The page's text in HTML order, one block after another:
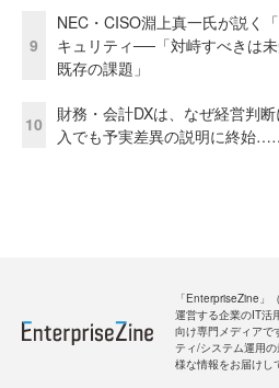
9
NEC・CISO淵上真一氏が説く
キュリティ──「対峙すべきは
既存の課題」
10
財務・会計DXは、なぜ経営判
入でも予実差異の説明に終始
「EnterpriseZine」
運営する企業のIT活
向け専門メディアで
ティ/システム運用
様な情報をお届けし